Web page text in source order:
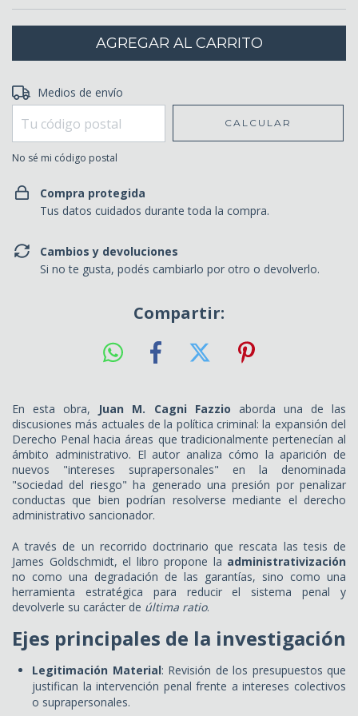
Entregas para el CP:
Medios de envío
CALCULAR
No sé mi código postal
Compra protegida
Tus datos cuidados durante toda la compra.
Cambios y devoluciones
Si no te gusta, podés cambiarlo por otro o devolverlo.
Compartir:
En esta obra, Juan M. Cagni Fazzio aborda una de las
discusiones más actuales de la política criminal: la expansión del
Derecho Penal hacia áreas que tradicionalmente pertenecían al
ámbito administrativo. El autor analiza cómo la aparición de
nuevos "intereses suprapersonales" en la denominada
"sociedad del riesgo" ha generado una presión por penalizar
conductas que bien podrían resolverse mediante el derecho
administrativo sancionador.
A través de un recorrido doctrinario que rescata las tesis de
James Goldschmidt, el libro propone la administrativización
no como una degradación de las garantías, sino como una
herramienta estratégica para reducir el sistema penal y
devolverle su carácter de última ratio.
Ejes principales de la investigación
Legitimación Material: Revisión de los presupuestos que
justifican la intervención penal frente a intereses colectivos
o suprapersonales.